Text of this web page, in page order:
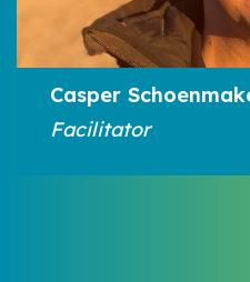
Casper
Facilitator